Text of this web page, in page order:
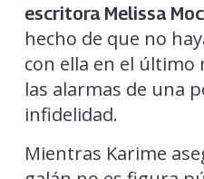
escritora Melissa
hecho de que no
con ella en el último
las alarmas de una
infidelidad.
Mientras Karime